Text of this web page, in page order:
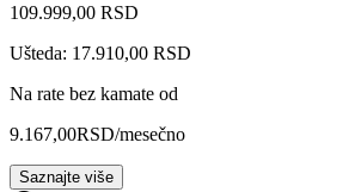
109.999,00 RSD
Ušteda: 17.910,00 RSD
Na rate bez kamate od
9.167,00RSD/mesečno
Saznajte više